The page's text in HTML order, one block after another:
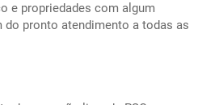
e propriedades com algum
pronto atendimento a todas as